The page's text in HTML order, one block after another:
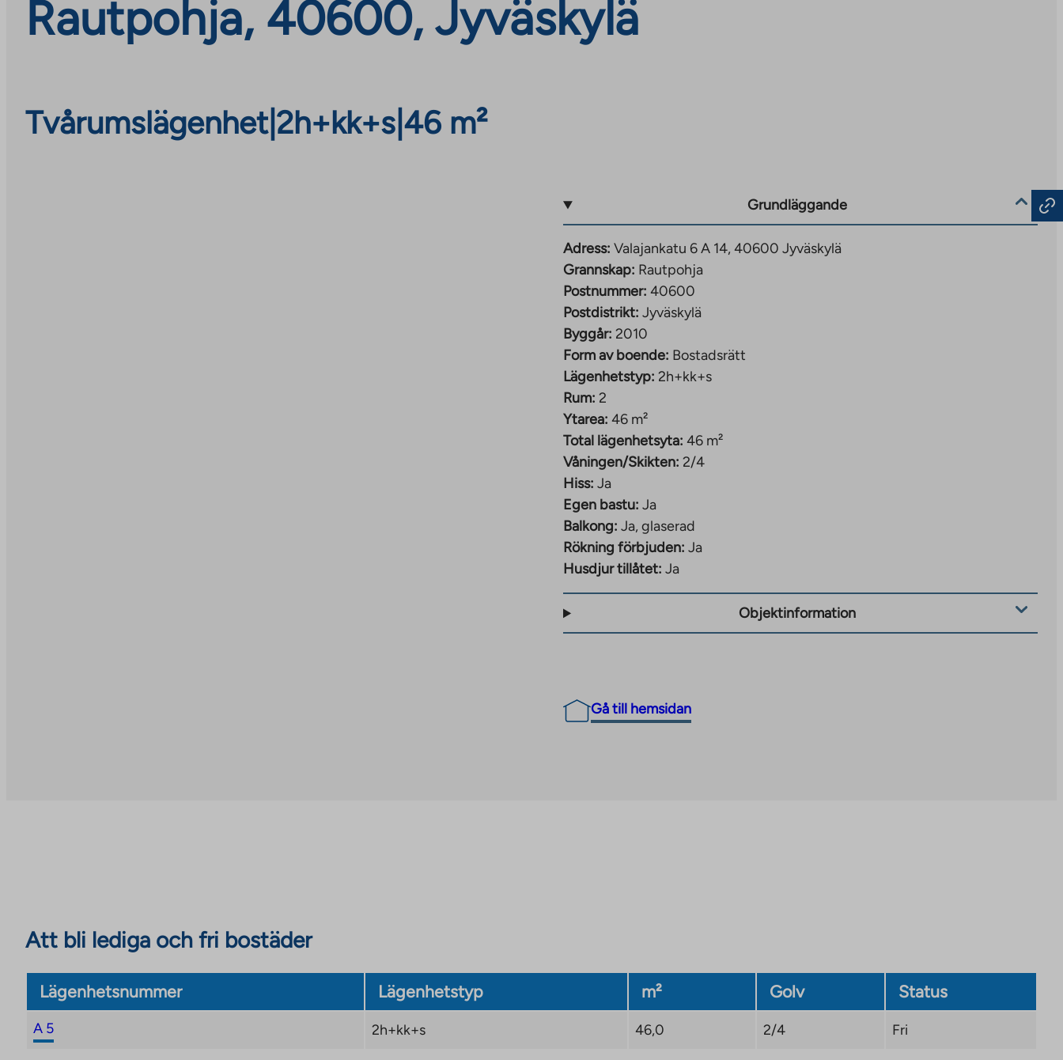
Rautpohja, 40600, Jyväskylä
Tvårumslägenhet| 2h+kk+s 46 m²
Grundläggande
Adress: Valajankatu 6 A 14, 40600 Jyväskylä
Grannskap: Rautpohja
Postnummer: 40600
Postdistrikt: Jyväskylä
Byggår: 2010
Form av boende: Bostadsrätt
Lägenhetstyp: 2h+kk+s
Rum: 2
Ytarea: 46 m²
Total lägenhetsyta: 46 m²
Våningen/Skikten: 2/4
Hiss: Ja
Egen bastu: Ja
Balkong: Ja, glaserad
Rökning förbjuden: Ja
Husdjur tillåtet: Ja
Objektinformation
Gå till hemsidan
Att bli lediga och fri bostäder
Lägenhetsnummer Lägenhetstyp m² Golv Status
A 5 2h+kk+s 46,0 2/4 Fri